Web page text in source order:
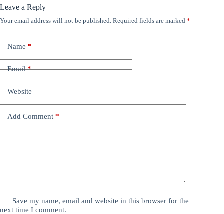
Leave a Reply
Your email address will not be published. Required fields are marked *
Name*
Email*
Website
Add Comment *
Save my name, email and website in this browser for the
next time I comment.